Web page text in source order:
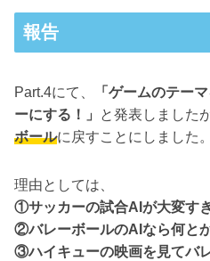
報告
Part.4にて、
「ゲームのテー
ーにする！」
と発表しました
ボールに戻すことにしました。
理由としては、
①サッカーの試合AIが大変す
②バレーボールのAIなら何と
③ハイキューの映画を見てバ